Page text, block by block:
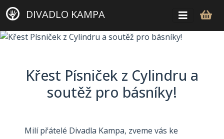
DIVADLO KAMPA
Křest Písniček z Cylindru a
soutěž pro básníky!
Milí přátelé Divadla Kampa, zveme vás ke